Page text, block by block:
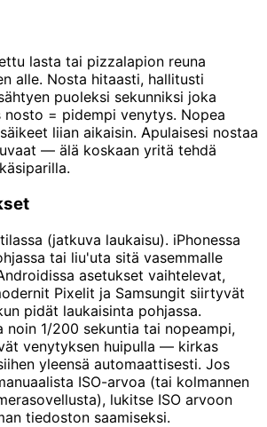
lasta tai pizzalapion reuna
alle. Nosta hitaasti, hallitusti
puoleksi sekunniksi joka
nosto = pidempi venytys. Nopea
liian aikaisin. Apulaisesi nostaa
— älä koskaan yritä tehdä
(jatkuva laukaisu). iPhonessa
tai liu'uta sitä vasemmalle
asetukset vaihtelevat,
Pixelit ja Samsungit siirtyvät
pidät laukaisinta pohjassa.
noin 1/200 sekuntia tai nopeampi,
venytyksen huipulla — kirkas
yleensä automaattisesti. Jos
ISO-arvoa (tai kolmannen
lukitse ISO arvoon
tiedoston saamiseksi.